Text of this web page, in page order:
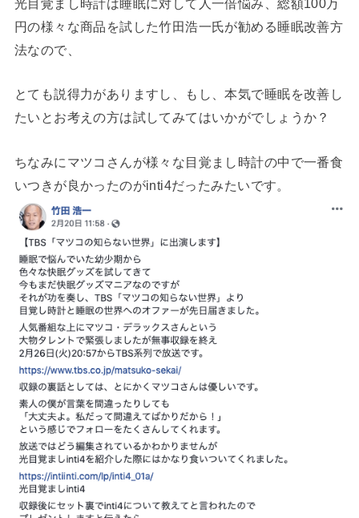
光目覚まし時計は睡眠に対して人一倍悩み、総額100万
円の様々な商品を試した竹田浩一氏が勧める睡眠改善方
法なので、
とても説得力がありますし、もし、本気で睡眠を改善し
たいとお考えの方は試してみてはいかがでしょうか？
ちなみにマツコさんが様々な目覚まし時計の中で一番食
いつきが良かったのがinti4だったみたいです。